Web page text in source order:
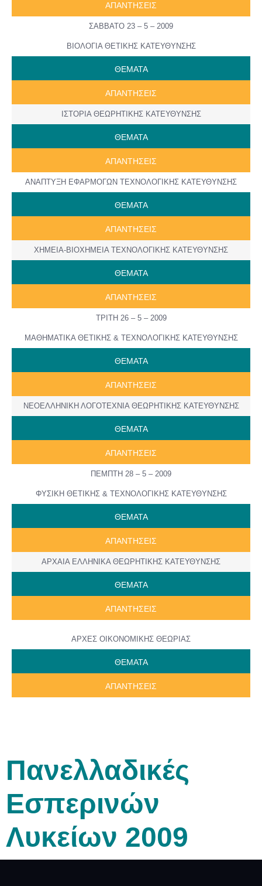
ΑΠΑΝΤΗΣΕΙΣ
ΣΑΒΒΑΤΟ 23 – 5 – 2009
ΒΙΟΛΟΓΙΑ ΘΕΤΙΚΗΣ ΚΑΤΕΥΘΥΝΣΗΣ
ΘΕΜΑΤΑ
ΑΠΑΝΤΗΣΕΙΣ
ΙΣΤΟΡΙΑ ΘΕΩΡΗΤΙΚΗΣ ΚΑΤΕΥΘΥΝΣΗΣ
ΘΕΜΑΤΑ
ΑΠΑΝΤΗΣΕΙΣ
ΑΝΑΠΤΥΞΗ ΕΦΑΡΜΟΓΩΝ ΤΕΧΝΟΛΟΓΙΚΗΣ ΚΑΤΕΥΘΥΝΣΗΣ
ΘΕΜΑΤΑ
ΑΠΑΝΤΗΣΕΙΣ
ΧΗΜΕΙΑ-ΒΙΟΧΗΜΕΙΑ ΤΕΧΝΟΛΟΓΙΚΗΣ ΚΑΤΕΥΘΥΝΣΗΣ
ΘΕΜΑΤΑ
ΑΠΑΝΤΗΣΕΙΣ
ΤΡΙΤΗ 26 – 5 – 2009
ΜΑΘΗΜΑΤΙΚΑ ΘΕΤΙΚΗΣ & ΤΕΧΝΟΛΟΓΙΚΗΣ ΚΑΤΕΥΘΥΝΣΗΣ
ΘΕΜΑΤΑ
ΑΠΑΝΤΗΣΕΙΣ
ΝΕΟΕΛΛΗΝΙΚΗ ΛΟΓΟΤΕΧΝΙΑ ΘΕΩΡΗΤΙΚΗΣ ΚΑΤΕΥΘΥΝΣΗΣ
ΘΕΜΑΤΑ
ΑΠΑΝΤΗΣΕΙΣ
ΠΕΜΠΤΗ 28 – 5 – 2009
ΦΥΣΙΚΗ ΘΕΤΙΚΗΣ & ΤΕΧΝΟΛΟΓΙΚΗΣ ΚΑΤΕΥΘΥΝΣΗΣ
ΘΕΜΑΤΑ
ΑΠΑΝΤΗΣΕΙΣ
ΑΡΧΑΙΑ ΕΛΛΗΝΙΚΑ ΘΕΩΡΗΤΙΚΗΣ ΚΑΤΕΥΘΥΝΣΗΣ
ΘΕΜΑΤΑ
ΑΠΑΝΤΗΣΕΙΣ
ΑΡΧΕΣ ΟΙΚΟΝΟΜΙΚΗΣ ΘΕΩΡΙΑΣ
ΘΕΜΑΤΑ
ΑΠΑΝΤΗΣΕΙΣ
Πανελλαδικές
Εσπερινών
Λυκείων 2009